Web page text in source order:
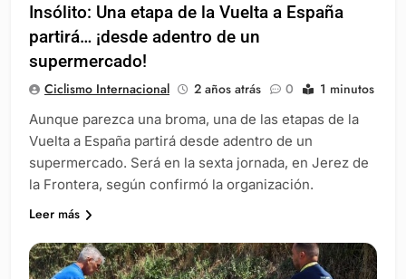
Insólito: Una etapa de la Vuelta a España
partirá… ¡desde adentro de un
supermercado!
Ciclismo Internacional 2 años atrás 0 1 minutos
Aunque parezca una broma, una de las etapas de la
Vuelta a España partirá desde adentro de un
supermercado. Será en la sexta jornada, en Jerez de
la Frontera, según confirmó la organización.
Leer más